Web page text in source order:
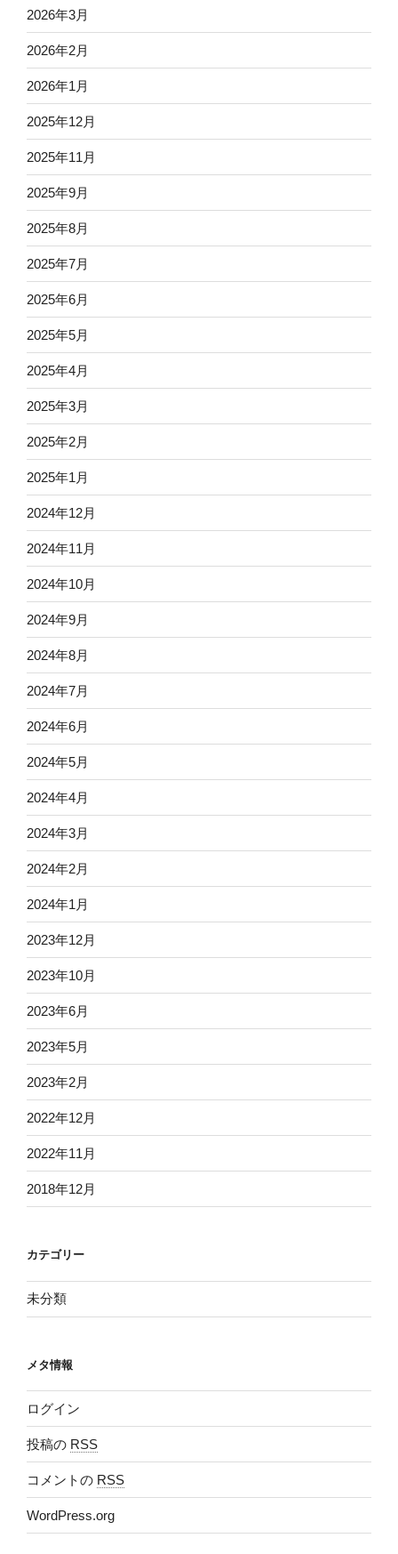
2026年3月
2026年2月
2026年1月
2025年12月
2025年11月
2025年9月
2025年8月
2025年7月
2025年6月
2025年5月
2025年4月
2025年3月
2025年2月
2025年1月
2024年12月
2024年11月
2024年10月
2024年9月
2024年8月
2024年7月
2024年6月
2024年5月
2024年4月
2024年3月
2024年2月
2024年1月
2023年12月
2023年10月
2023年6月
2023年5月
2023年2月
2022年12月
2022年11月
2018年12月
カテゴリー
未分類
メタ情報
ログイン
投稿の RSS
コメントの RSS
WordPress.org